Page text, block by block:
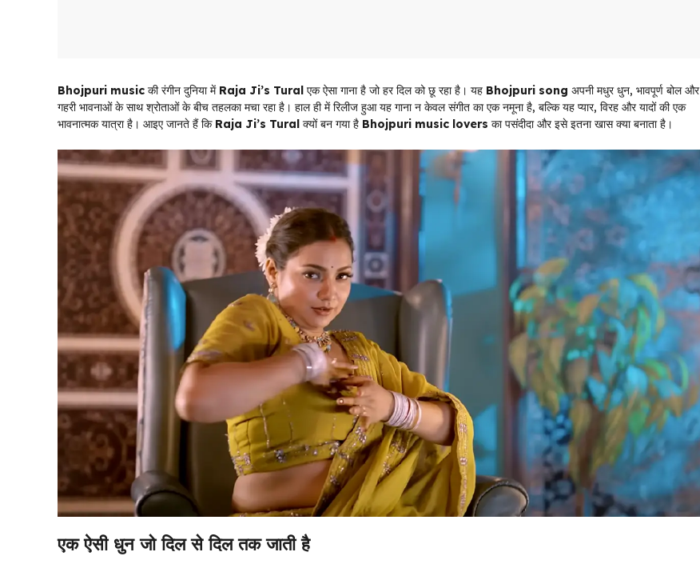
Bhojpuri music की रंगीन दुनिया में Raja Ji’s Tural एक ऐसा गाना है जो हर दिल को छू रहा है। यह Bhojpuri song अपनी मधुर धुन, भावपूर्ण बोल और
गहरी भावनाओं के साथ श्रोताओं के बीच तहलका मचा रहा है। हाल ही में रिलीज हुआ यह गाना न केवल संगीत का एक नमूना है, बल्कि यह प्यार, विरह और यादों की एक
भावनात्मक यात्रा है। आइए जानते हैं कि Raja Ji’s Tural क्यों बन गया है Bhojpuri music lovers का पसंदीदा और इसे इतना खास क्या बनाता है।
एक ऐसी धुन जो दिल से दिल तक जाती है